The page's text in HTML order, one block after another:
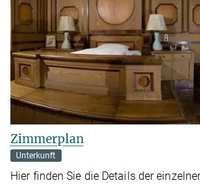
Zimmerplan
Unterkunft
Hier finden Sie die Details der